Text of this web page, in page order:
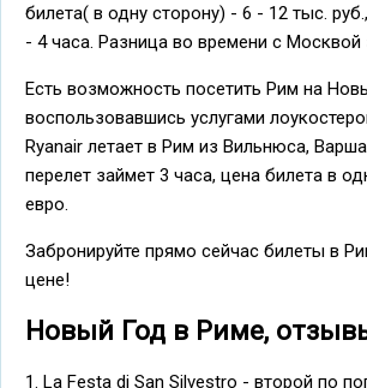
билета( в одну сторону) - 6 - 12 тыс.
- 4 часа. Разница во времени с Москвой
Есть возможность посетить Рим на
воспользовавшись услугами
Ryanair летает в Рим из Вильнюса,
перелет займет 3 часа, цена билета в
евро.
Забронируйте прямо сейчас билеты в
цене!
Новый Год в Риме,
1. La Festa di San Silvestro - второй по